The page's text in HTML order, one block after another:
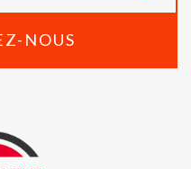
NOUS